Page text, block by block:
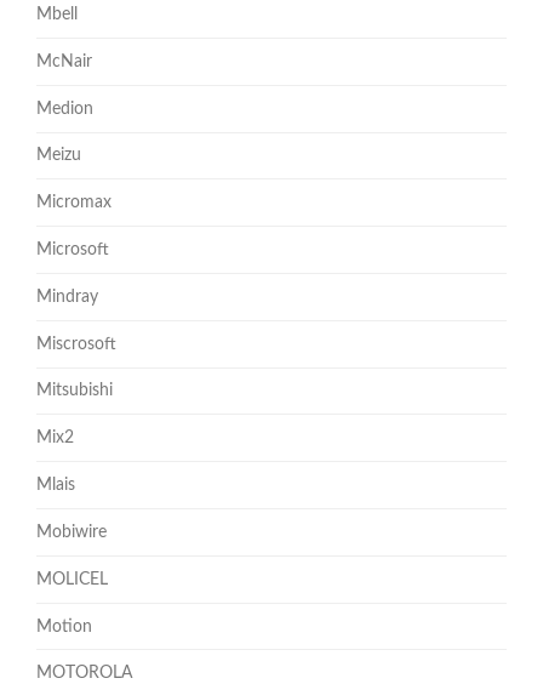
Mbell
McNair
Medion
Meizu
Micromax
Microsoft
Mindray
Miscrosoft
Mitsubishi
Mix2
Mlais
Mobiwire
MOLICEL
Motion
MOTOROLA